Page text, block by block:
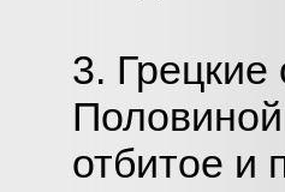
3.
отбитое и